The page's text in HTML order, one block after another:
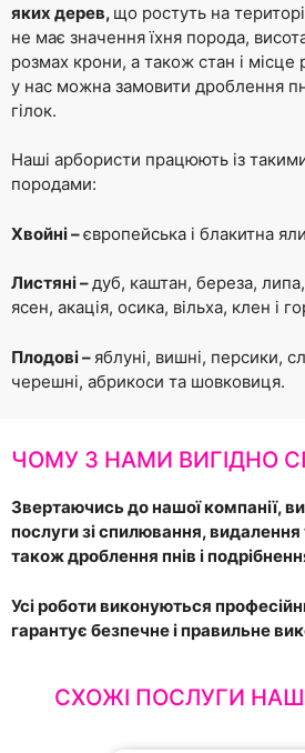
яких дерев, що ростуть на
не має значення їхня порода,
розмах крони, а також стан і
у нас можна замовити дроблення
гілок.
Наші арбористи працюють із
породами:
Хвойні –європейська і блакитна
Листяні –дуб, каштан, береза,
ясен, акація, осика, вільха, клен і
Плодові – яблуні, вишні, персики,
черешні, абрикоси та шовковиця.
ЧОМУ З НАМИ ВИГІДНО
Звертаючись до нашої компанії,
послуги зі спилювання, видалення
також дроблення пнів і
Усі роботи виконуються
гарантує безпечне і правильне
СХОЖІ ПОСЛУГИ